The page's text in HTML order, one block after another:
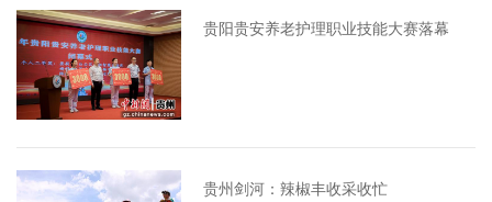
贵阳贵安养老护理职业技能大赛落幕
贵州剑河：辣椒丰收采收忙